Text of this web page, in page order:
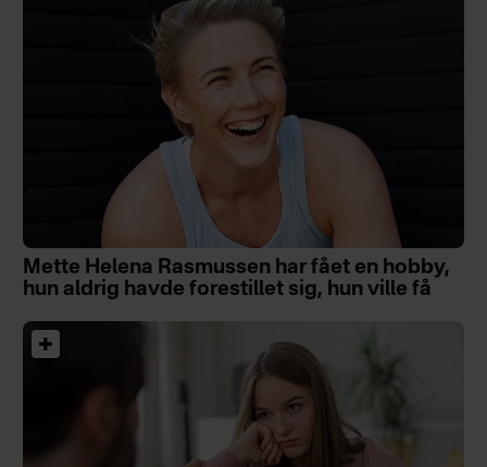
Mette Helena Rasmussen har fået en hobby,
hun aldrig havde forestillet sig, hun ville få